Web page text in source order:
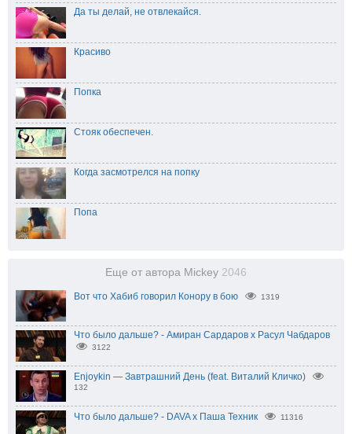
Да ты делай, не отвлекайся.
Красиво
Попка
Стояк обеспечен.
Когда засмотрелся на попку
Попа
Еще от автора Mickey 2046
Вот что Хабиб говорил Конору в бою 1319
Что было дальше? - Амиран Сардаров х Расул Чабдаров
3122
Enjoykin — Завтрашний День (feat. Виталий Кличко)
132
Что было дальше? - DAVA х Паша Техник 11316